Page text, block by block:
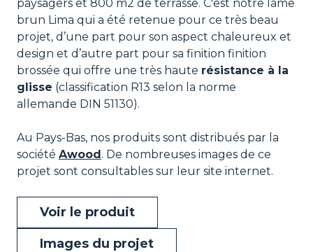
paysagers et 800 m2 de terrasse. C'est notre lame
brun Lima qui a été retenue pour ce très beau
projet, d’une part pour son aspect chaleureux et
design et d’autre part pour sa finition finition
brossée qui offre une très haute résistance à la
glisse (classification R13 selon la norme
allemande DIN 51130).
Au Pays-Bas, nos produits sont distribués par la
société Awood. De nombreuses images de ce
projet sont consultables sur leur site internet.
Voir le produit
Images du projet